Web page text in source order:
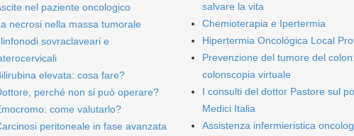
nel paziente oncologico
necrosi nella massa tumorale
sovraclaveari e
elevata: cosa fare?
perché non si può operare?
come valutarlo?
peritoneale in fase avanzata
salvare la vita
Chemioterapia e Ipertermia
Hipertermia Oncológica Local
Prevenzione del tumore del
colonscopia virtuale
I consulti del dottor Pastore sul
Medici Italia
Assistenza infermieristica